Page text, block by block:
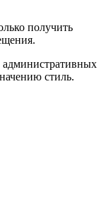
получить
административных
стиль.